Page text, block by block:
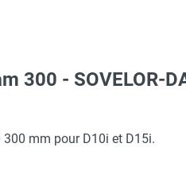
inoxydable D10i -
300 - SOVELOR-
mm pour D10i et D15i.